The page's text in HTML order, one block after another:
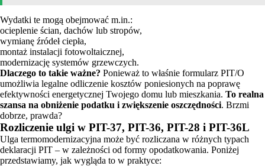
Wydatki te mogą obejmować m.in.:
ocieplenie ścian, dachów lub stropów,
wymianę źródeł ciepła,
montaż instalacji fotowoltaicznej,
modernizację systemów grzewczych.
Dlaczego to takie ważne? Ponieważ to właśnie formularz PIT/O
umożliwia legalne odliczenie kosztów poniesionych na poprawę
efektywności energetycznej Twojego domu lub mieszkania. To realna
szansa na obniżenie podatku i zwiększenie oszczędności. Brzmi
dobrze, prawda?
Rozliczenie ulgi w PIT-37, PIT-36, PIT-28 i PIT-36L
Ulga termomodernizacyjna może być rozliczana w różnych typach
deklaracji PIT – w zależności od formy opodatkowania. Poniżej
przedstawiamy, jak wygląda to w praktyce: